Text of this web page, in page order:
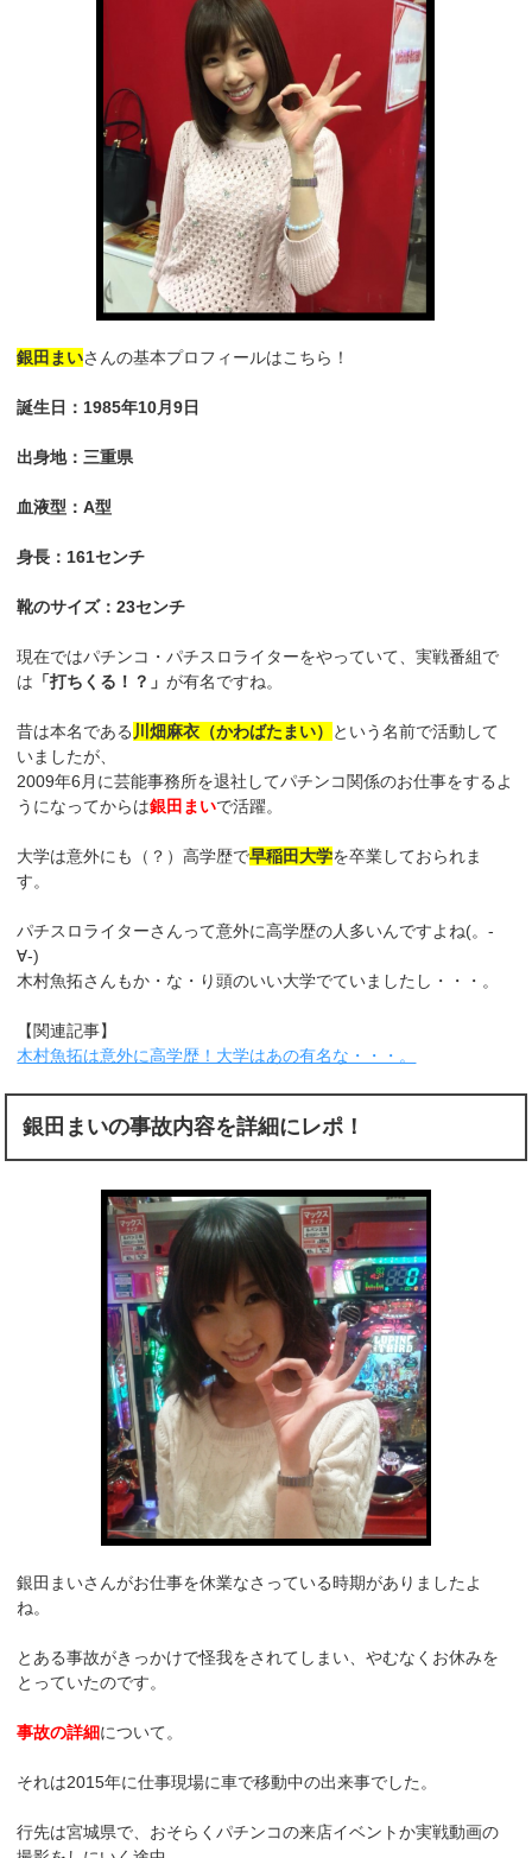
銀田まいさんの基本プロフィールはこちら！
誕生日：1985年10月9日
出身地：三重県
血液型：A型
身長：161センチ
靴のサイズ：23センチ
現在ではパチンコ・パチスロライターをやっていて、実戦番組で
は 「打ちくる！？」が有名ですね。
昔は本名である 川畑麻衣（かわばたまい） という名前で活動して
いましたが、
2009年6月に芸能事務所を退社してパチンコ関係のお仕事をするよ
うになってからは銀田まいで活躍。
大学は意外にも（？）高学歴で早稲田大学を卒業しておられま
す。
パチスロライターさんって意外に高学歴の人多いんですよね(。-
∀-)
木村魚拓さんもか・な・り頭のいい大学でていましたし・・・。
【関連記事】
木村魚拓は意外に高学歴！大学はあの有名な・・・。
銀田まいの事故内容を詳細にレポ！
銀田まいさんがお仕事を休業なさっている時期がありましたよ
ね。
とある事故がきっかけで怪我をされてしまい、やむなくお休みを
とっていたのです。
事故の詳細について。
それは2015年に仕事現場に車で移動中の出来事でした。
行先は宮城県で、おそらくパチンコの来店イベントか実戦動画の